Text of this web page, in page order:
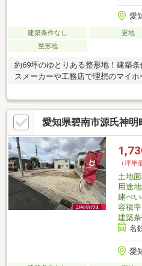
愛
建築条件なし 更地
整形地
約69坪のゆとりある整形地！建築
スメーカーや工務店で理想のマイホ
愛知県碧南市源氏神明
（坪単
土地
用途
建ぺ
容積率
建築
名
愛